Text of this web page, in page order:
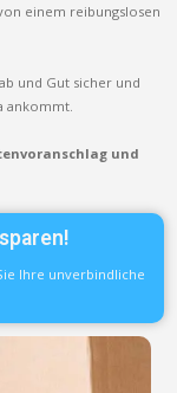
einem reibungslosen
und Gut sicher und
ankommt.
und
Ihre unverbindliche